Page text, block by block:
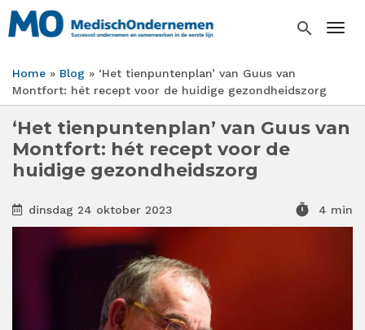
Overslaan
en
inhoud
gaan
search
Kruimelpad
Home Blog
‘Het tienpuntenplan’ van Guus van
Montfort: hét recept voor de huidige gezondheidszorg
‘Het tienpuntenplan’ van Guus van
Montfort: hét recept voor de
huidige gezondheidszorg
dinsdag 24 oktober 2023 timer 4 min